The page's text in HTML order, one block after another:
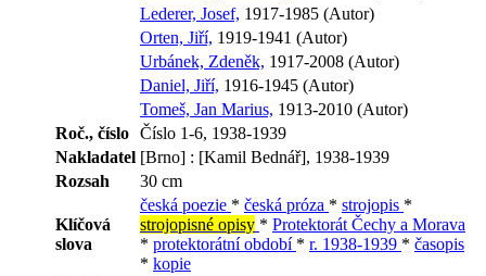
Lederer, Josef, 1917-1985 (Autor)
Orten, Jiří, 1919-1941 (Autor)
Urbánek, Zdeněk, 1917-2008 (Autor)
Daniel, Jiří, 1916-1945 (Autor)
Tomeš, Jan Marius, 1913-2010 (Autor)
Roč., číslo Číslo 1-6, 1938-1939
Nakladatel [Brno] : [Kamil Bednář], 1938-1939
Rozsah
30 cm
Klíčová
slova
česká poezie * česká próza * strojopis *
strojopisné opisy * Protektorát Čechy a Morava
* protektorátní období * r. 1938-1939 * časopis
* kopie